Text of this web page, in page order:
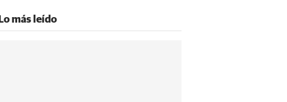
Lo más leído